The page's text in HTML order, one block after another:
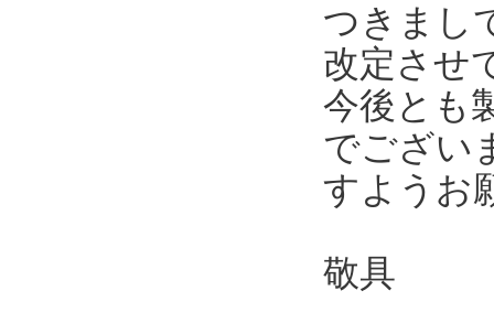
つきまし
改定させ
今後とも
でござい
すようお
敬具